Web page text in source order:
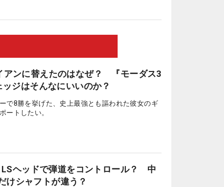
ンに替えたのはなぜ？ 『モーダス3
ジはそんなにいいのか？
で8勝を挙げた、史上最強とも謳われた彼女のギ
ートしたい。
ヘッドで弾道をコントロール？ 中
シャフトが違う？